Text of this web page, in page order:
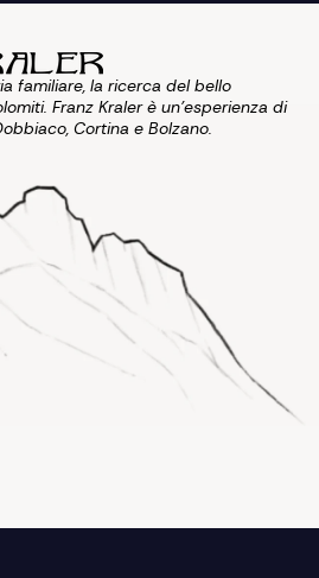
familiare, la ricerca del bello
Franz Kraler è un'esperienza di
Cortina e Bolzano.